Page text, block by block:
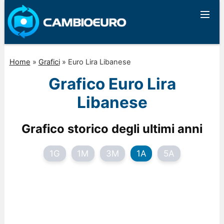
Home » Grafici» Euro Lira Libanese
Grafico Euro Lira
Libanese
Grafico storico degli ultimi anni
1G 1M 3M 1A 5A